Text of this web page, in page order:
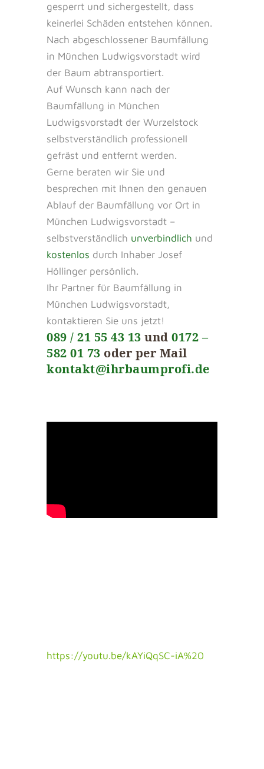
gesperrt und sichergestellt, dass
keinerlei Schäden entstehen können.
Nach abgeschlossener Baumfällung
in München Ludwigsvorstadt wird
der Baum abtransportiert.
Auf Wunsch kann nach der
Baumfällung in München
Ludwigsvorstadt der Wurzelstock
selbstverständlich professionell
gefräst und entfernt werden.
Gerne beraten wir Sie und
besprechen mit Ihnen den genauen
Ablauf der Baumfällung vor Ort in
München Ludwigsvorstadt –
selbstverständlich unverbindlich und
kostenlos durch Inhaber Josef
Höllinger persönlich.
Ihr Partner für Baumfällung in
München Ludwigsvorstadt,
kontaktieren Sie uns jetzt!
089 / 21 55 43 13 und 0172 –
582 01 73 oder per Mail
kontakt@ihrbaumprofi.de
https://youtu.be/kAYiQqSC-iA%20